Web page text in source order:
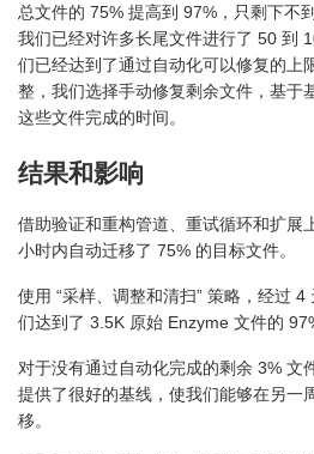
总文件的 75% 提高到 97%，只剩下不
我们已经对许多长尾文件进行了 50 到
们已经达到了通过自动化可以修复的上
整，我们选择手动修复剩余文件，基于
这些文件完成的时间。
结果和影响
借助验证和重构管道、重试循环和扩展
小时内自动迁移了 75% 的目标文件。
使用 “采样、调整和清扫” 策略，经过
们达到了 3.5K 原始 Enzyme 文件的
对于没有通过自动化完成的剩余 3% 文
提供了很好的基线，使我们能够在另一
移。